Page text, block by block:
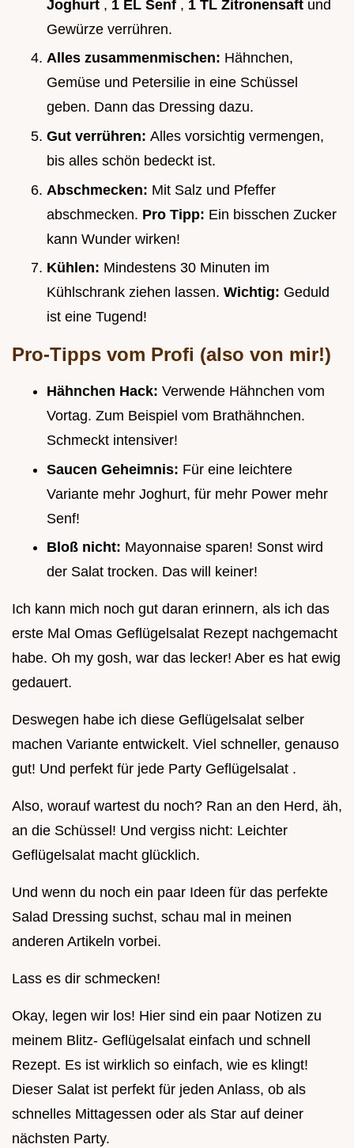
Joghurt , 1 EL Senf , 1 TL Zitronensaft und
Gewürze verrühren.
Alles zusammenmischen: Hähnchen,
Gemüse und Petersilie in eine Schüssel
geben. Dann das Dressing dazu.
Gut verrühren: Alles vorsichtig vermengen,
bis alles schön bedeckt ist.
Abschmecken: Mit Salz und Pfeffer
abschmecken. Pro Tipp: Ein bisschen Zucker
kann Wunder wirken!
Kühlen: Mindestens 30 Minuten im
Kühlschrank ziehen lassen. Wichtig: Geduld
ist eine Tugend!
Pro-Tipps vom Profi (also von mir!)
Hähnchen Hack: Verwende Hähnchen vom
Vortag. Zum Beispiel vom Brathähnchen.
Schmeckt intensiver!
Saucen Geheimnis: Für eine leichtere
Variante mehr Joghurt, für mehr Power mehr
Senf!
Bloß nicht: Mayonnaise sparen! Sonst wird
der Salat trocken. Das will keiner!
Ich kann mich noch gut daran erinnern, als ich das
erste Mal Omas Geflügelsalat Rezept nachgemacht
habe. Oh my gosh, war das lecker! Aber es hat ewig
gedauert.
Deswegen habe ich diese Geflügelsalat selber
machen Variante entwickelt. Viel schneller, genauso
gut! Und perfekt für jede Party Geflügelsalat .
Also, worauf wartest du noch? Ran an den Herd, äh,
an die Schüssel! Und vergiss nicht: Leichter
Geflügelsalat macht glücklich.
Und wenn du noch ein paar Ideen für das perfekte
Salad Dressing suchst, schau mal in meinen
anderen Artikeln vorbei.
Lass es dir schmecken!
Okay, legen wir los! Hier sind ein paar Notizen zu
meinem Blitz- Geflügelsalat einfach und schnell
Rezept. Es ist wirklich so einfach, wie es klingt!
Dieser Salat ist perfekt für jeden Anlass, ob als
schnelles Mittagessen oder als Star auf deiner
nächsten Party.